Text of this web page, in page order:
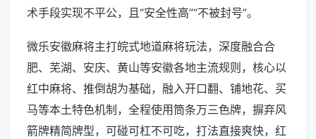
术手段实现不平公，且“安全性高”“不被封号”。
微乐安徽麻将主打皖式地道麻将玩法，深度融合合
肥、芜湖、安庆、黄山等安徽各地主流规则，核心以
红中麻将、推倒胡为基础，融入开口翻、铺地花、买
马等本土特色机制，全程使用筒条万三色牌，摒弃风
箭牌精简牌型，可碰可杠不可吃，打法直接爽快，红